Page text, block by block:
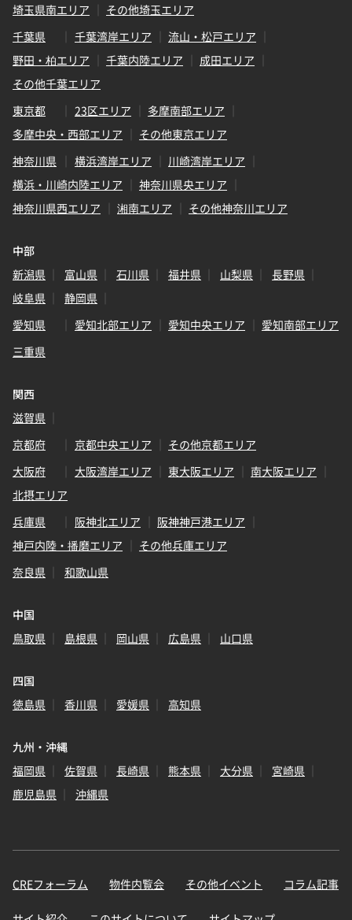
埼玉県南エリア
その他埼玉エリア
千葉県
千葉湾岸エリア
流山・松戸エリア
野田・柏エリア
千葉内陸エリア
成田エリア
その他千葉エリア
東京都
23区エリア
多摩南部エリア
多摩中央・西部エリア
その他東京エリア
神奈川県
横浜湾岸エリア
川崎湾岸エリア
横浜・川崎内陸エリア
神奈川県央エリア
神奈川県西エリア
湘南エリア その他神奈川エリア
中部
新潟県
富山県 石川県 福井県 山梨県
長野県
岐阜県
静岡県
愛知県
愛知北部エリア 愛知中央エリア
愛知南部エリア
三重県
関西
滋賀県
京都府
京都中央エリア
その他京都エリア
大阪府
大阪湾岸エリア 東大阪エリア
南大阪エリア
北摂エリア
兵庫県
阪神北エリア
阪神神戸港エリア
神戸内陸・播磨エリア
その他兵庫エリア
奈良県
和歌山県
中国
鳥取県
島根県 岡山県 広島県 山口県
四国
徳島県
香川県 愛媛県 高知県
九州・沖縄
福岡県
佐賀県 長崎県 熊本県 大分県
宮崎県
鹿児島県
沖縄県
CREフォーラム 物件内覧会 その他イベント コラム記事